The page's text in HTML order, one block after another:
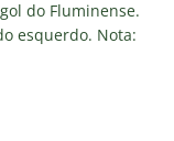
do Fluminense.
esquerdo. Nota: